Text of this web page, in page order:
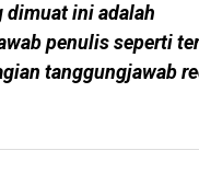
dimuat ini adalah
penulis seperti